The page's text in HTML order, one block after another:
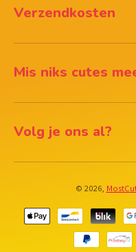
Verzendkosten
Mis niks cutes
Volg je ons al?
© 2026,